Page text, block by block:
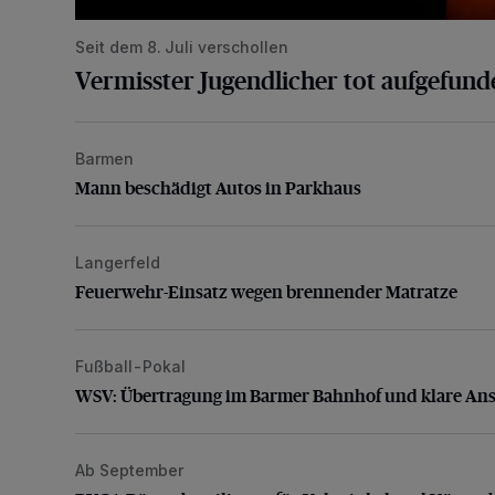
Seit dem 8. Juli verschollen
Vermisster Jugendlicher tot
Mann beschädigt Autos in Parkhaus
Barmen
Mann beschädigt Autos in Parkhaus
Feuerwehr-Einsatz wegen brennender Matratze
Langerfeld
Feuerwehr-Einsatz wegen brennender Matratze
WSV: Übertragung im Barmer Bahnhof und klare
Fußball-Pokal
WSV: Übertragung im Barmer Bahnhof und klare
BUGA-Bürgerbeteiligung für Vohwinkel und
Ab September